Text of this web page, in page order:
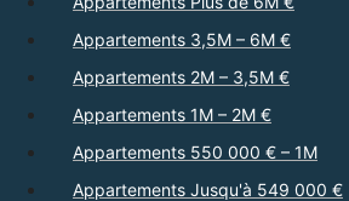
Appartements 3,5M – 6M €
Appartements 2M – 3,5M €
Appartements 1M – 2M €
Appartements 550 000 € – 1M
Appartements Jusqu'à 549 000 €